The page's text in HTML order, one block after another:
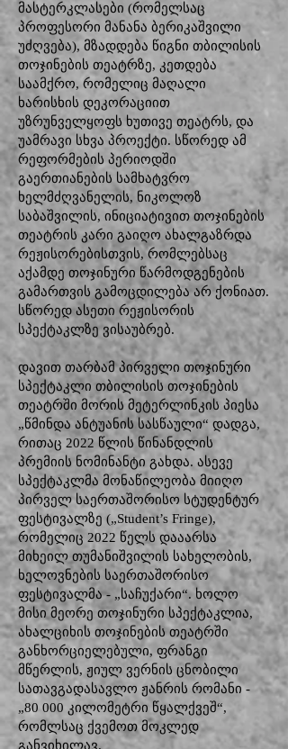
მასტერკლასები (რომელსაც
პროფესორი მანანა ბერიკაშვილი
უძღვება), მზადდება წიგნი თბილისის
თოჯინების თეატრზე, კეთდება
საამქრო, რომელიც მაღალი
ხარისხის დეკორაციით
უზრუნველყოფს ხუთივე თეატრს, და
უამრავი სხვა პროექტი. სწორედ ამ
რეფორმების პერიოდში
გაერთიანების სამხატვრო
ხელმძღვანელის, ნიკოლოზ
საბაშვილის, ინიციატივით თოჯინების
თეატრის კარი გაიღო ახალგაზრდა
რეჟისორებისთვის, რომლებსაც
აქამდე თოჯინური წარმოდგენების
გამართვის გამოცდილება არ ქონიათ.
სწორედ ასეთი რეჟისორის
სპექტაკლზე ვისაუბრებ.
დავით თარბამ პირველი თოჯინური
სპექტაკლი თბილისის თოჯინების
თეატრში მორის მეტერლინკის პიესა
„წმინდა ანტუანის სასწაული“ დადგა,
რითაც 2022 წლის წინანდლის
პრემიის ნომინანტი გახდა. ასევე
სპექტაკლმა მონაწილეობა მიიღო
პირველ საერთაშორისო სტუდენტურ
ფესტივალზე („Student’s Fringe),
რომელიც 2022 წელს დააარსა
მიხეილ თუმანიშვილის სახელობის,
ხელოვნების საერთაშორისო
ფესტივალმა - „საჩუქარი“. ხოლო
მისი მეორე თოჯინური სპექტაკლია,
ახალციხის თოჯინების თეატრში
განხორციელებული, ფრანგი
მწერლის, ჟიულ ვერნის ცნობილი
სათავგადასავლო ჟანრის რომანი -
„80 000 კილომეტრი წყალქვეშ“,
რომლსაც ქვემოთ მოკლედ
განვიხილავ.